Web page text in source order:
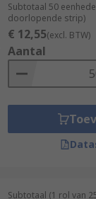
Subtotaal 50
doorlopende strip)
€ 12,55(excl. BTW)
Aantal
Subtotaal (1 rol van